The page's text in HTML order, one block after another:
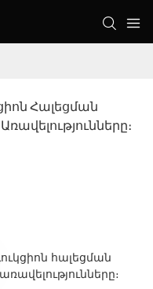
Հալեցման